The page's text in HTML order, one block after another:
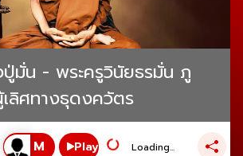
มั่น - พระครูวินัยธรมั่น ภู
ลิศทางธุดงควัตร
Play Loading...